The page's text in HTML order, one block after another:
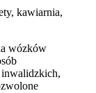
kawiarnia,
wózków
inwalidzkich,